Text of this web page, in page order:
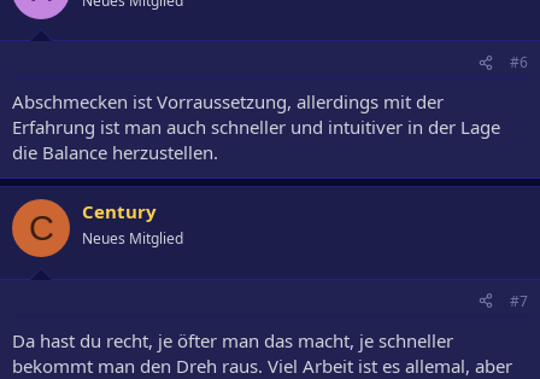
#6
Abschmecken ist Vorraussetzung, allerdings mit der
Erfahrung ist man auch schneller und intuitiver in der Lage
die Balance herzustellen.
C Century
Neues Mitglied
#7
Da hast du recht, je öfter man das macht, je schneller
bekommt man den Dreh raus. Viel Arbeit ist es allemal, aber